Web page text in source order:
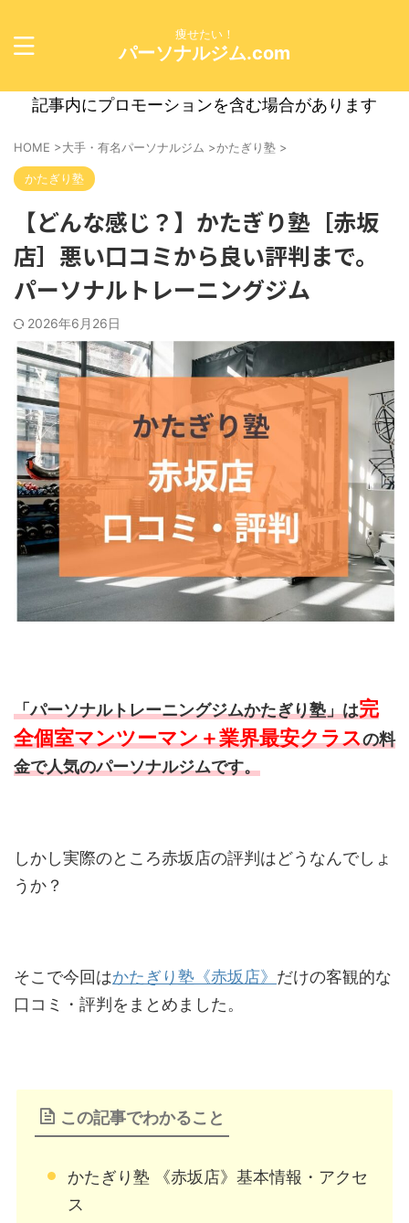
痩せたい！
パーソナルジム.com
記事内にプロモーションを含む場合があります
HOME >大手・有名パーソナルジム >かたぎり塾 >
かたぎり塾
【どんな感じ？】かたぎり塾［赤坂
店］悪い口コミから良い評判まで。
パーソナルトレーニングジム
2026年6月26日
「パーソナルトレーニングジムかたぎり塾」は完
全個室マンツーマン＋業界最安クラスの料
金で人気のパーソナルジムです。
しかし実際のところ赤坂店の評判はどうなんでしょ
うか？
そこで今回はかたぎり塾《赤坂店》 だけの客観的な
口コミ・評判をまとめました。
この記事でわかること
かたぎり塾 《赤坂店》基本情報・アクセ
ス